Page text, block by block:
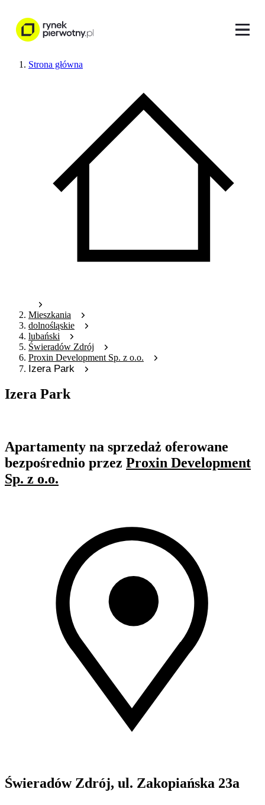
Strona główna
Mieszkania
dolnośląskie
lubański
Świeradów Zdrój
Proxin Development Sp. z o.o.
Izera Park
Izera Park
Apartamenty na sprzedaż oferowane
bezpośrednio przez Proxin Development
Sp. z o.o.
Świeradów Zdrój, ul. Zakopiańska 23a